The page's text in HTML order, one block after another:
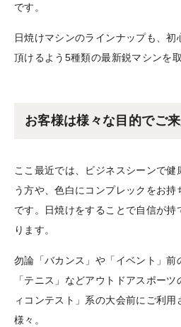
です。
日焼けマシンのラインナップも、初
頂けるよう5種類の最新鋭マシンを
お客様は様々な目的でご
ここ最近では、ビジネスシーンで
う方や、色白にコンプレックをお持
です。日焼けをすることで自信が持
ります。
勿論「バカンス」や「イベント」前
「テニス」などアウトドアスポー
ィコンテスト」系の大会前にご利
様々。